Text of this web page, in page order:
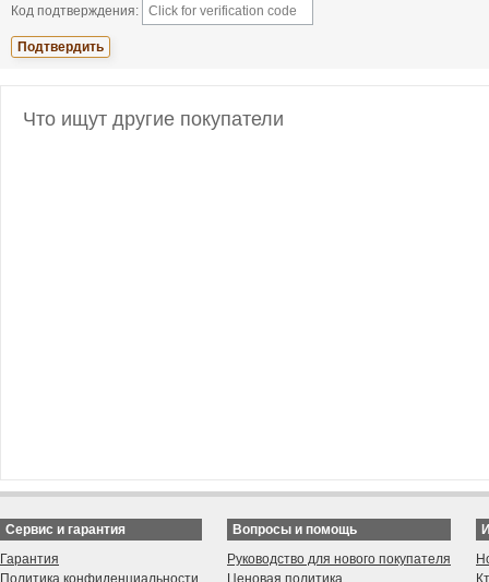
Код подтверждения:
Что ищут другие покупатели
Сервис и гарантия
Гарантия
Вопросы и помощь
Руководство для нового покупателя